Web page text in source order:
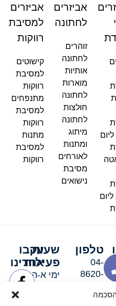
הסכמה
אביזרים
לחתונה
זוהרים
לחתונה
אותיות
מוארות
לחתונה
חולצות
לחתונה
מיתוג
ומתנות
לאורחים
מסיבת
נישואים
אביזרים
למסיבת
רווקות
קישוטים
למסיבת
רווקות
מתנפחים
למסיבת
רווקות
מתנות
למסיבת
רווקות
טלפון
04-
8620-
שעות
פעילות
ימי א-ה:
עקבו
אחרינו